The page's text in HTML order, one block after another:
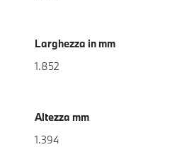
Larghezza in mm
1.852
Altezza mm
1.394